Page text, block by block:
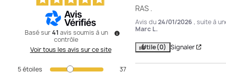
Basé sur41 avis soumis à un
contrôle
Voir tous les avis sur ce site
5étoiles 37
RAS .
Avis du24/01/2026 , suite à
Marc L.
Utile(0) Signaler